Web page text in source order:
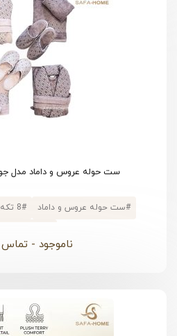
ست حوله عروس و داماد مدل
#ست حوله عروس و داماد #8 تکه
ناموجود - تماس